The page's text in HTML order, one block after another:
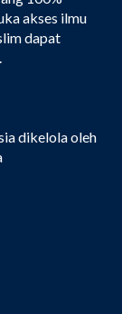
akses ilmu
dapat
dikelola oleh